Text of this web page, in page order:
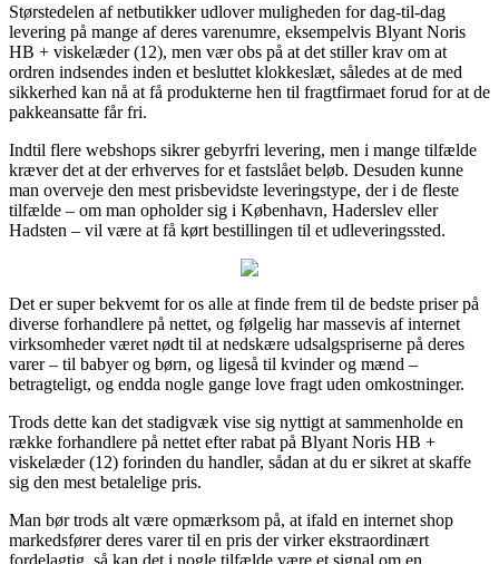
Størstedelen af netbutikker udlover muligheden for dag-til-dag
levering på mange af deres varenumre, eksempelvis Blyant Noris
HB + viskelæder (12), men vær obs på at det stiller krav om at
ordren indsendes inden et besluttet klokkeslæt, således at de med
sikkerhed kan nå at få produkterne hen til fragtfirmaet forud for at de
pakkeansatte får fri.
Indtil flere webshops sikrer gebyrfri levering, men i mange tilfælde
kræver det at der erhverves for et fastslået beløb. Desuden kunne
man overveje den mest prisbevidste leveringstype, der i de fleste
tilfælde – om man opholder sig i København, Haderslev eller
Hadsten – vil være at få kørt bestillingen til et udleveringssted.
Det er super bekvemt for os alle at finde frem til de bedste priser på
diverse forhandlere på nettet, og følgelig har massevis af internet
virksomheder været nødt til at nedskære udsalgspriserne på deres
varer – til babyer og børn, og ligeså til kvinder og mænd –
betragteligt, og endda nogle gange love fragt uden omkostninger.
Trods dette kan det stadigvæk vise sig nyttigt at sammenholde en
række forhandlere på nettet efter rabat på Blyant Noris HB +
viskelæder (12) forinden du handler, sådan at du er sikret at skaffe
sig den mest betalelige pris.
Man bør trods alt være opmærksom på, at ifald en internet shop
markedsfører deres varer til en pris der virker ekstraordinært
fordelagtig, så kan det i nogle tilfælde være et signal om en